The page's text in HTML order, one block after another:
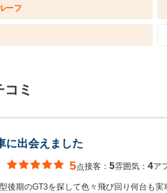
ーフ
ミ
に出会えました
5点接客： 5雰囲気： 4ア
後期のGT3を探して色々飛び回り何台も実